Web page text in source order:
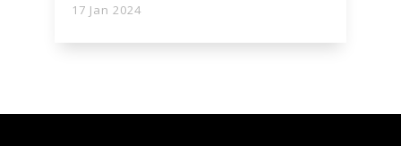
17 Jan 2024